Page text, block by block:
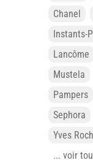
Chanel
Instants-
Lancôme
Mustela
Pampers
Sephora
Yves
... voir